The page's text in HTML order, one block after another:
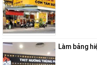
Làm bảng